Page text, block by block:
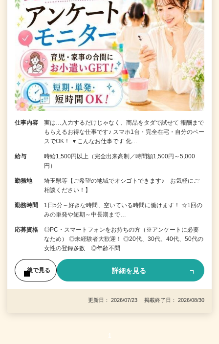
仕事内容
実は…入力するだけじゃなく、商品をタダで試せて 報酬まで
もらえるお得な仕事です♪ スマホ1台・完全在宅・自分のペー
スでOK！ ▼こんなお仕事です 化…
給与
時給1,500円以上（完全出来高制／時間額1,500円～5,000
円）
勤務地
埼玉県等【ご希望の地域でオシゴトできます♪ お気軽にご
相談ください！】
勤務時間
1日5分～好きな時間、空いている時間に働けます！ ☆1回の
みの単発や短期～中長期まで…
応募資格
◎PC・スマートフォンをお持ちの方（※アンケートに必要
なため） ◎未経験者大歓迎！ ◎20代、30代、40代、50代の
女性の登録多数 ◎年齢不問
後で見る 詳細を見る
更新日： 2026/07/23 掲載終了日： 2026/08/30
1